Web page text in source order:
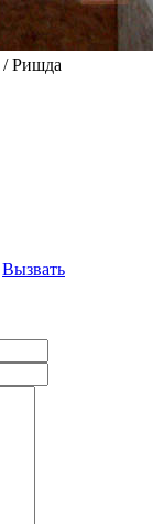
/ Ришда
Вызвать